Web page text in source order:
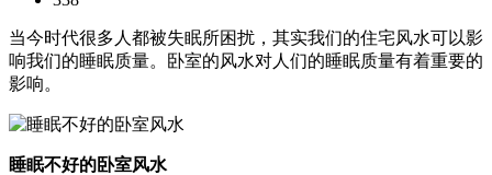
当今时代很多人都被失眠所困扰，其实我们的住宅风水可以影
响我们的睡眠质量。卧室的风水对人们的睡眠质量有着重要的
影响。
睡眠不好的卧室风水